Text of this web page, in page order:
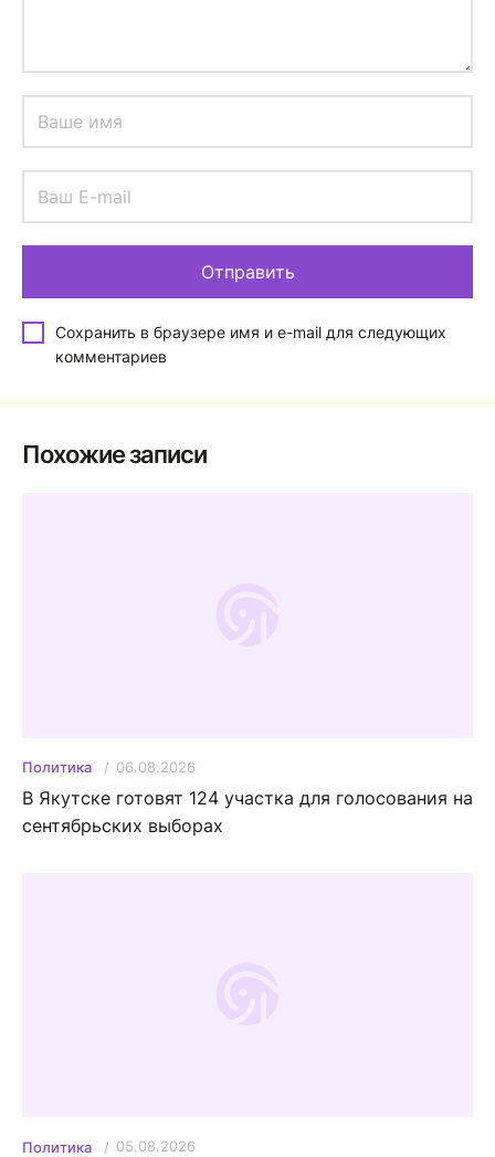
Сохранить в браузере имя и e-mail для следующих
комментариев
Похожие записи
Политика 06.08.2026
В Якутске готовят 124 участка для голосования на
сентябрьских выборах
Политика 05.08.2026